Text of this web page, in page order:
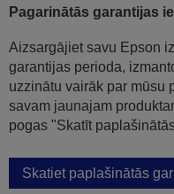
Pagarinātās garantijas
Aizsargājiet savu Epson
garantijas perioda,
uzzinātu vairāk par mūsu
savam jaunajam
pogas "Skatīt
Skatiet paplašinātās